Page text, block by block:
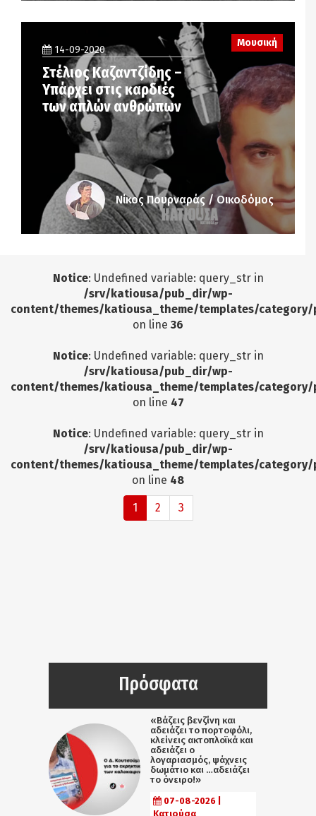
14-09-2020
Στέλιος Καζαντζίδης –
Υπάρχει στις καρδιές
των απλών ανθρώπων
Μουσική
Νίκος Πουρναράς / Οικοδόμος
Notice: Undefined variable: query_str in
/srv/katiousa/pub_dir/wp-
content/themes/katiousa_theme/templates/
on line 36
Notice: Undefined variable: query_str in
/srv/katiousa/pub_dir/wp-
content/themes/katiousa_theme/templates/
on line 47
Notice: Undefined variable: query_str in
/srv/katiousa/pub_dir/wp-
content/themes/katiousa_theme/templates/
on line 48
1 2 3
Πρόσφατα
«Βάζεις βενζίνη και
αδειάζει το πορτοφόλι,
κλείνεις ακτοπλοϊκά και
αδειάζει ο
λογαριασμός, ψάχνεις
δωμάτιο και …αδειάζει
το όνειρο!»
07-08-2026 |
Κατιούσα